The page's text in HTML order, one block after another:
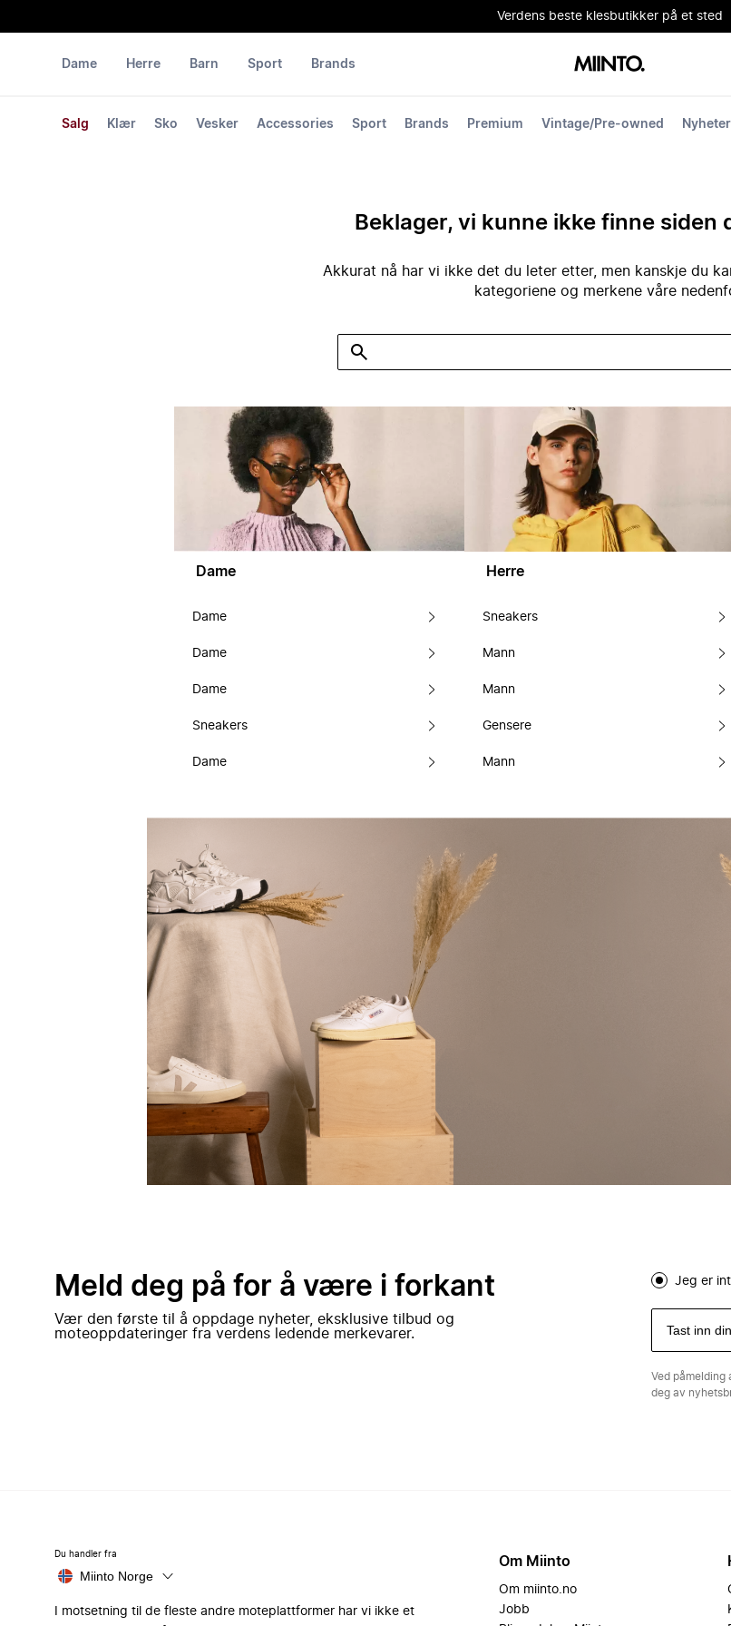
Verdens beste klesbutikker på et sted
Dame
Salg Klær Sko Vesker Accessories Sport Brands Premium Vintage/Pre-owned Nyheter
Herre Barn Sport Brands
Beklager, vi kunne ikke finne siden
Akkurat nå har vi ikke det du leter etter, men kanskje du
kategoriene og merkene våre
Dame
Dame
Dame
Dame
Sneakers
Dame
Herre
Sneakers
Mann
Mann
Gensere
Mann
Meld deg på for å være i forkant
Vær den første til å oppdage nyheter, eksklusive tilbud og
moteoppdateringer fra verdens ledende merkevarer.
Jeg er
Ved påmelding
deg av
Du handler fra
Miinto Norge
I motsetning til de fleste andre moteplattformer har vi ikke et
Om Miinto
Om miinto.no
Jobb